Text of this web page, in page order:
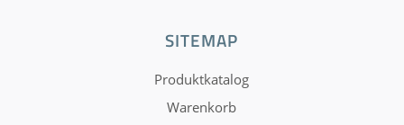
SITEMAP
Produktkatalog
Warenkorb